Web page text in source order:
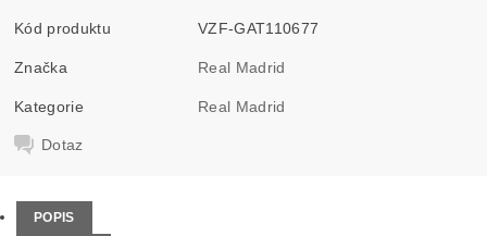
Kód produktu VZF-GAT110677
Značka Real Madrid
Kategorie Real Madrid
Dotaz
POPIS